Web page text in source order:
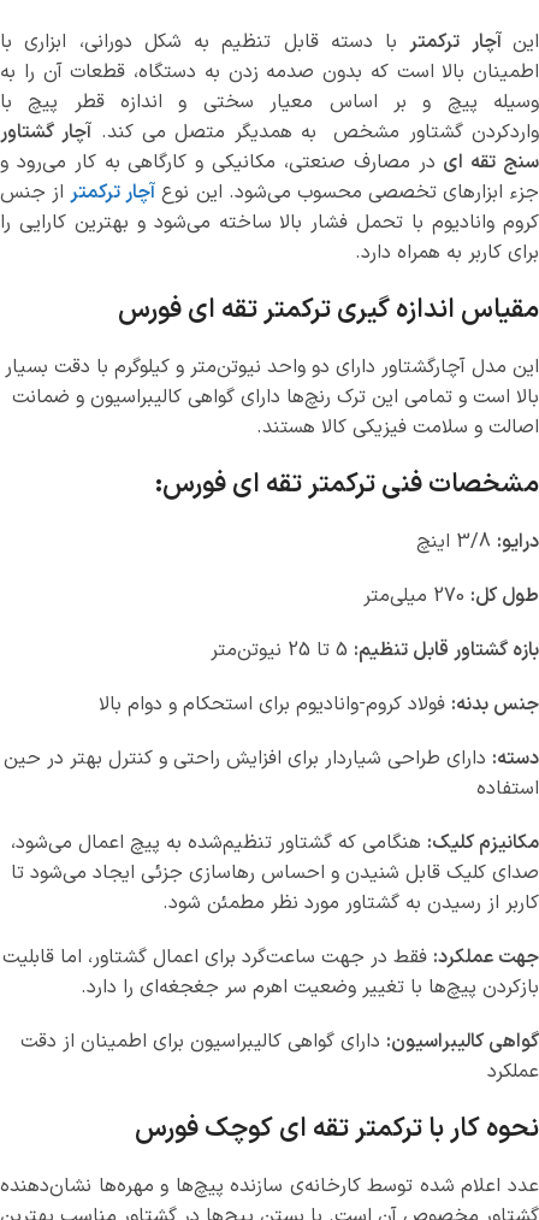
اینآچار ترکمتربا دسته قابل تنظیم به شکل دورانی، ابزاری با
اطمینان بالا است که بدون صدمه زدن به دستگاه، قطعات آن را به
وسیله پيچ و بر اساس معيار سختي و اندازه قطر پیچ با
واردکردن گشتاور مشخص به همدیگر متصل می کند. آچار گشتاور
سنج تقه ای در مصارف صنعتی، مکانیکی و کارگاهی به کار می‌رود و
جزء ابزارهای تخصصی محسوب می‌شود. این نوع آچار ترکمتراز جنس
کروم وانادیوم با تحمل فشار بالا ساخته می‌شود و بهترین کارایی را
برای کاربر به همراه دارد.
مقیاس اندازه گیری ترکمتر تقه ای فورس
این مدل آچارگشتاور دارای دو واحد نیوتن‌متر و کیلوگرم با دقت بسیار
بالا است و تمامی این ترک رنچ‌ها دارای گواهی کالیبراسیون و ضمانت
اصالت و سلامت فیزیکی کالا هستند.
مشخصات فنی ترکمتر تقه ای فورس:
درایو: 3/8 اینچ
طول کل: 270 میلی‌متر
بازه گشتاور قابل تنظیم: 5 تا 25 نیوتن‌متر
جنس بدنه: فولاد کروم-وانادیوم برای استحکام و دوام بالا
دسته: دارای طراحی شیاردار برای افزایش راحتی و کنترل بهتر در حین
استفاده
مکانیزم کلیک: هنگامی که گشتاور تنظیم‌شده به پیچ اعمال می‌شود،
صدای کلیک قابل شنیدن و احساس رهاسازی جزئی ایجاد می‌شود تا
کاربر از رسیدن به گشتاور مورد نظر مطمئن شود.
جهت عملکرد: فقط در جهت ساعت‌گرد برای اعمال گشتاور، اما قابلیت
بازکردن پیچ‌ها با تغییر وضعیت اهرم سر جغجغه‌ای را دارد.
گواهی کالیبراسیون: دارای گواهی کالیبراسیون برای اطمینان از دقت
عملکرد
نحوه کار با ترکمتر تقه ای کوچک فورس
عدد اعلام شده توسط کارخانه‌ی سازنده پیچ‌ها و مهره‌ها نشان‌دهنده